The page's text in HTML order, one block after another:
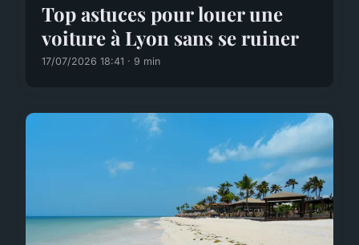
Top astuces pour louer une
voiture à Lyon sans se ruiner
17/07/2026 18:41 · 9 min